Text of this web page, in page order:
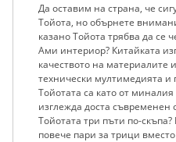
Да оставим на страна, че
Тойота, но обърнете
казано Тойота трябва да се
Ами интериор? Китайката
качеството на материалите
технически мултимедията
Тойотата са като от
изглежда доста съвременен
Тойотата три пъти по-
повече пари за трици